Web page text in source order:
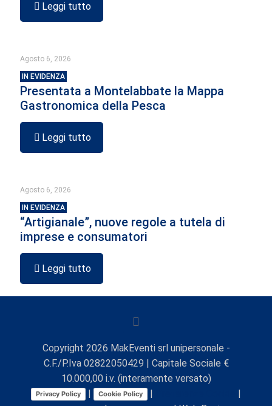
Leggi tutto
Agosto 6, 2026
IN EVIDENZA
Presentata a Montelabbate la Mappa
Gastronomica della Pesca
Leggi tutto
Agosto 6, 2026
IN EVIDENZA
“Artigianale”, nuove regole a tutela di
imprese e consumatori
Leggi tutto
Copyright 2026 MakEventi srl unipersonale -
C.F./P.Iva 02822050429 | Capitale Sociale €
10.000,00 i.v. (interamente versato)
Privacy Policy | Cookie Policy |
|